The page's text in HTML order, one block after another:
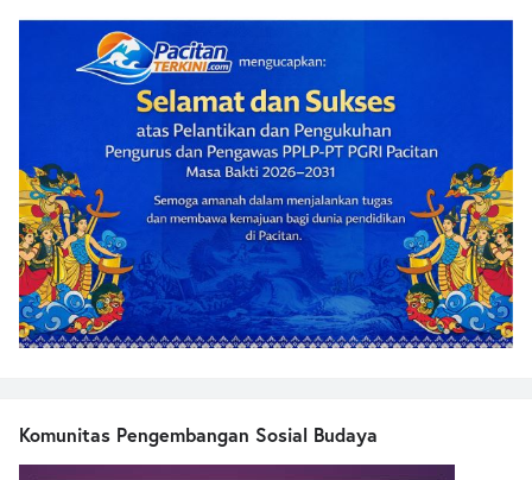
Komunitas Pengembangan Sosial Budaya